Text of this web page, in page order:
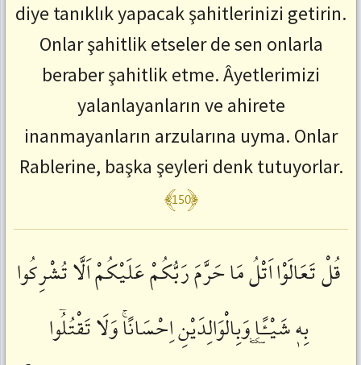
diye tanıklık yapacak şahitlerinizi getirin.
Onlar şahitlik etseler de sen onlarla
beraber şahitlik etme. Âyetlerimizi
yalanlayanların ve ahirete
inanmayanların arzularına uyma. Onlar
Rablerine, başka şeyleri denk tutuyorlar.
﴾150﴿
قُلْ تَعَالَوْااَتْلُمَاحَرَّمَرَبُّكُمْعَلَيْكُمْاَلَّاتُشْرِكُوا
بِهٖشَيْـًٔاۜوَبِالْوَالِدَيْنِاِحْسَانًاۚوَلَاتَقْتُلُٓوا